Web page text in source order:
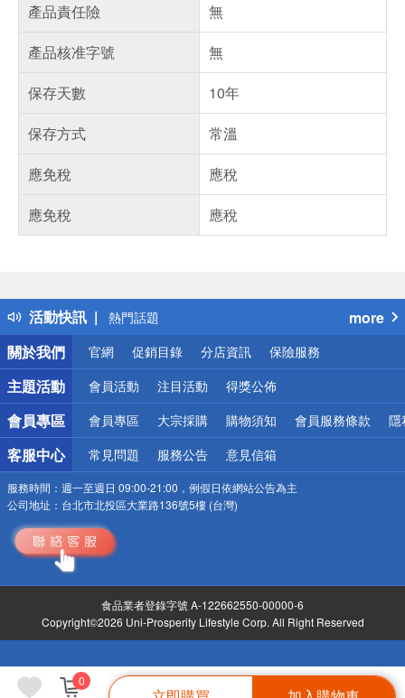
0
產品責任險
無
產品核准字號
無
保存天數
10年
保存方式
常溫
應免稅
應稅
應免稅
應稅
活動快訊
得獎公告
熱門話題
銀行優惠
偏遠地區配送
詐騙網頁！請小心！
more
關於我們
官網 促銷目錄 分店資訊 保險服務
主題活動 會員活動 注目活動 得獎公佈
會員專區 會員專區 大宗採購 購物須知 會員服務條款 隱
客服中心 常見問題 服務公告 意見信箱
服務時間： 週一至週日 09:00-21:00，例假日依網站公告為主
公司地址： 台北市北投區大業路136號5樓 (台灣)
食品業者登錄字號 A-122662550-00000-6
Copyright©2026 Uni-Prosperity Lifestyle Corp. All Right Reserved